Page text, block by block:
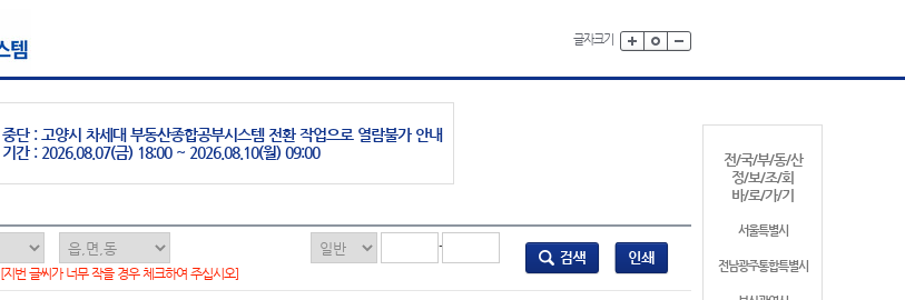
글자크기
전/국/부/동/산
정/보/조/회
바/로/가/기
서울특별시
전남광주통합특별시
중단 : 고양시 차세대 부동산종합공부시스템 전환 작업으로 열람불가 안내
기간 : 2026.08.07(금) 18:00 ~ 2026.08.10(월) 09:00
-
[지번 글씨가 너무 작을 경우 체크하여 주십시오]